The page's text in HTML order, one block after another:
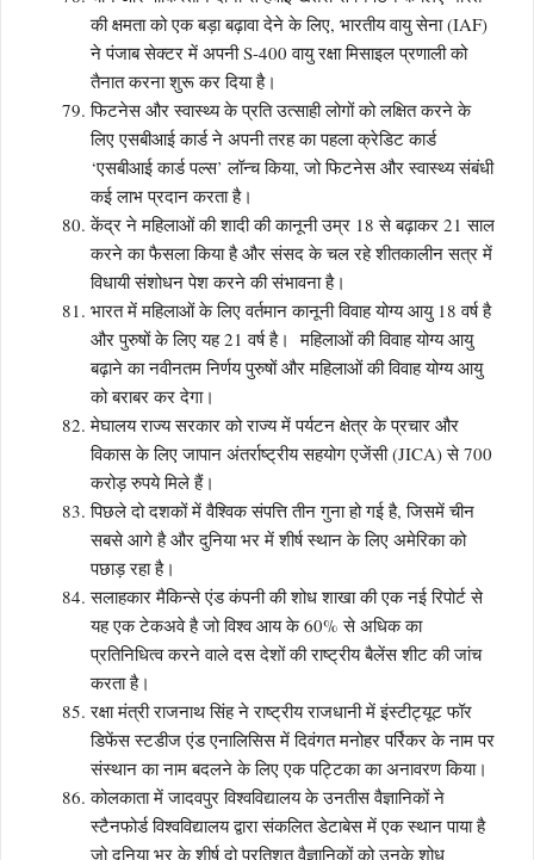
की क्षमता को एक बड़ा बढ़ावा देने के लिए, भारतीय वायु सेना (IAF)
ने पंजाब सेक्टर में अपनी S-400 वायु रक्षा मिसाइल प्रणाली को
तैनात करना शुरू कर दिया है।
फिटनेस और स्वास्थ्य के प्रति उत्साही लोगों को लक्षित करने के
लिए एसबीआई कार्ड ने अपनी तरह का पहला क्रेडिट कार्ड
‘एसबीआई कार्ड पल्स’ लॉन्च किया, जो फिटनेस और स्वास्थ्य संबंधी
कई लाभ प्रदान करता है।
केंद्र ने महिलाओं की शादी की कानूनी उम्र 18 से बढ़ाकर 21 साल
करने का फैसला किया है और संसद के चल रहे शीतकालीन सत्र में
विधायी संशोधन पेश करने की संभावना है।
भारत में महिलाओं के लिए वर्तमान कानूनी विवाह योग्य आयु 18 वर्ष है
और पुरुषों के लिए यह 21 वर्ष है। महिलाओं की विवाह योग्य आयु
बढ़ाने का नवीनतम निर्णय पुरुषों और महिलाओं की विवाह योग्य आयु
को बराबर कर देगा।
मेघालय राज्य सरकार को राज्य में पर्यटन क्षेत्र के प्रचार और
विकास के लिए जापान अंतर्राष्ट्रीय सहयोग एजेंसी (JICA) से 700
करोड़ रुपये मिले हैं।
पिछले दो दशकों में वैश्विक संपत्ति तीन गुना हो गई है, जिसमें चीन
सबसे आगे है और दुनिया भर में शीर्ष स्थान के लिए अमेरिका को
पछाड़ रहा है।
सलाहकार मैकिन्से एंड कंपनी की शोध शाखा की एक नई रिपोर्ट से
यह एक टेकअवे है जो विश्व आय के 60% से अधिक का
प्रतिनिधित्व करने वाले दस देशों की राष्ट्रीय बैलेंस शीट की जांच
करता है।
रक्षा मंत्री राजनाथ सिंह ने राष्ट्रीय राजधानी में इंस्टीट्यूट फॉर
डिफेंस स्टडीज एंड एनालिसिस में दिवंगत मनोहर पर्रिकर के नाम पर
संस्थान का नाम बदलने के लिए एक पट्टिका का अनावरण किया।
कोलकाता में जादवपुर विश्वविद्यालय के उनतीस वैज्ञानिकों ने
स्टैनफोर्ड विश्वविद्यालय द्वारा संकलित डेटाबेस में एक स्थान पाया है
जो दुनिया भर के शीर्ष दो प्रतिशत वैज्ञानिकों को उनके शोध